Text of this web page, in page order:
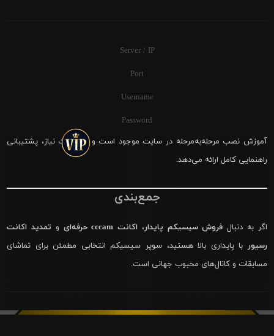
Server / IP
Port
Username
Password
آموزش نصب مرحله‌به‌مرحله در سایت موجود است و در صورت نیاز، پشتیبانی
راهنمایی کامل ارائه می‌دهد.
جمع‌بندی
اگر به دنبال فروش سیسیکم پایدار، اکانت cccam حرفه‌ای و تمدید اکانت
رسیور با پایداری بالا هستید، سوپر سیسیکم انتخابی مطمئن برای تماشای
مسابقات و کانال‌های محبوب جهانی است.